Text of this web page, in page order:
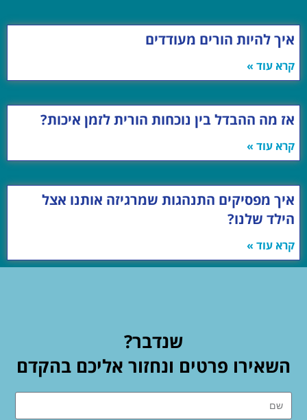
איך להיות הורים מעודדים
קרא עוד »
אז מה ההבדל בין נוכחות הורית לזמן איכות?
קרא עוד »
איך מפסיקים התנהגות שמרגיזה אותנו אצל
הילד שלנו?
קרא עוד »
שנדבר?
השאירו פרטים ונחזור אליכם בהקדם